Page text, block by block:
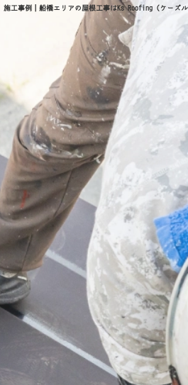
施工事例｜船橋エリアの屋根工事はKs Roofing（ケーズ
㈱KS
ホーム
当社について
会社概要
当社の強み
業務内容